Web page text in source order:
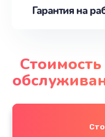
Гарантия на